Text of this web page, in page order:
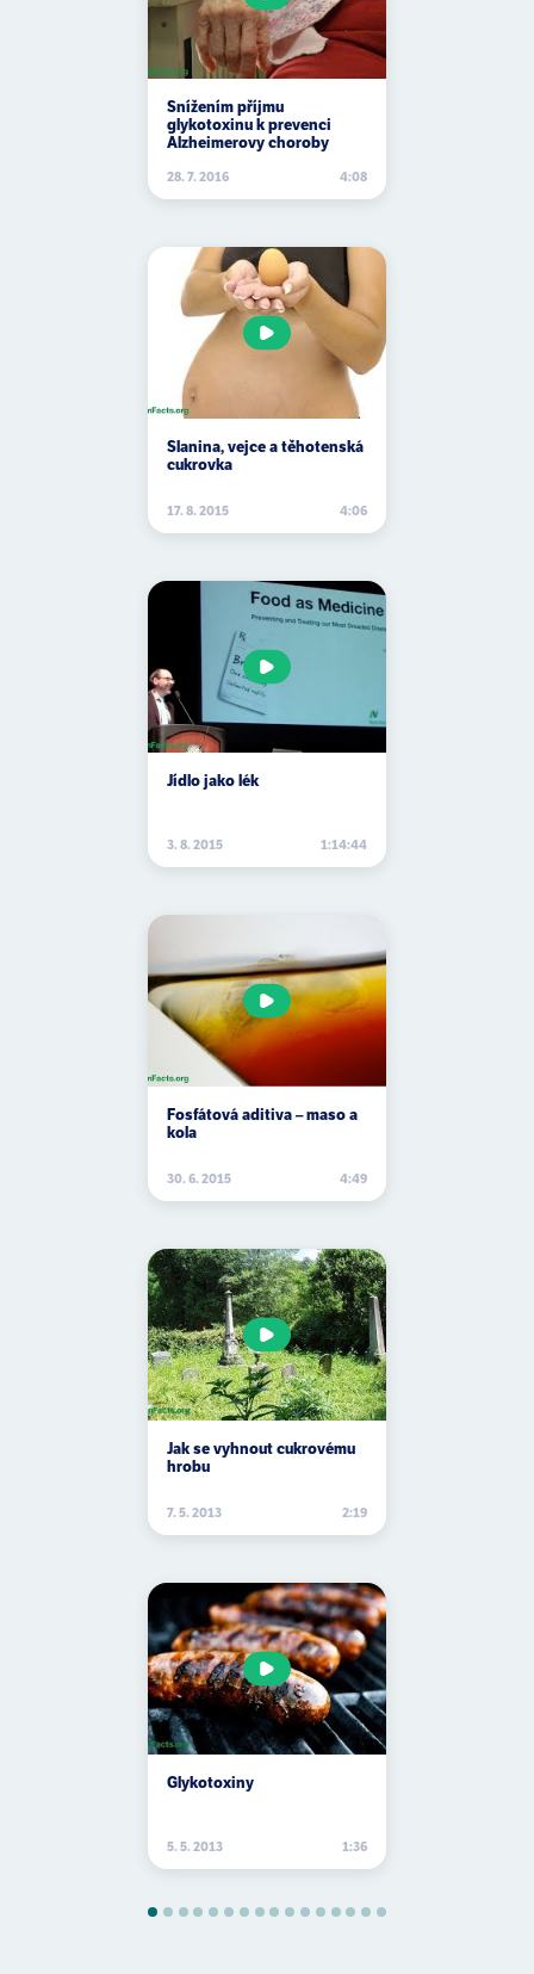
artritida
artróza
artyčoky
arytmie
aspartam
aspirin
Atkinsova dieta
autoimunitní onemocnění
avokádo
avokádový olej
azbest
Snížením příjmu
glykotoxinu k prevenci
Alzheimerovy choroby
28. 7. 2016 4:08
Slanina, vejce a těhotenská
cukrovka
17. 8. 2015 4:06
Jídlo jako lék
3. 8. 2015 1:14:44
Fosfátová aditiva – maso a
kola
30. 6. 2015 4:49
Jak se vyhnout cukrovému
hrobu
7. 5. 2013 2:19
Glykotoxiny
5. 5. 2013 1:36